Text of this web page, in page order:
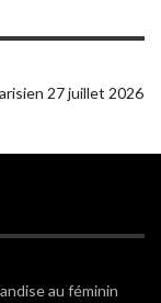
27 juillet 2026
au féminin